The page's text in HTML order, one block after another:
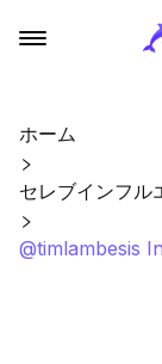
ホーム
セレブインフル
@timlambesis